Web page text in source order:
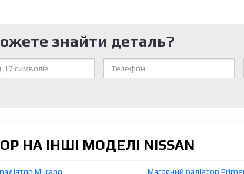
знайти деталь?
НА ІНШІ МОДЕЛІ NISSAN
Murano Масляний радіатор